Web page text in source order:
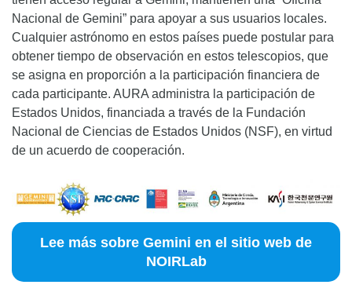
Nacional de Gemini” para apoyar a sus usuarios locales.
Cualquier astrónomo en estos países puede postular para
obtener tiempo de observación en estos telescopios, que
se asigna en proporción a la participación financiera de
cada participante. AURA administra la participación de
Estados Unidos, financiada a través de la Fundación
Nacional de Ciencias de Estados Unidos (NSF), en virtud
de un acuerdo de cooperación.
Lee más sobre Gemini en el sitio web de
NOIRLab